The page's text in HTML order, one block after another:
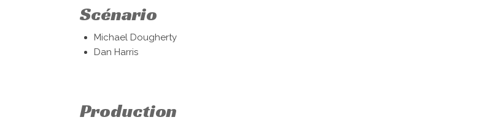
Scénario
Michael Dougherty
Dan Harris
Production